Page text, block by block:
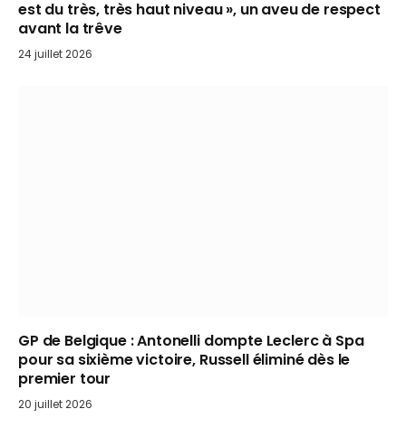
est du très, très haut niveau », un aveu de respect
avant la trêve
24 juillet 2026
GP de Belgique : Antonelli dompte Leclerc à Spa
pour sa sixième victoire, Russell éliminé dès le
premier tour
20 juillet 2026